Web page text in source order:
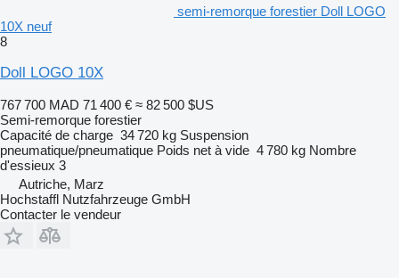
semi-remorque forestier Doll LOGO
10X neuf
8
Doll LOGO 10X
767 700 MAD 71 400 € ≈ 82 500 $US
Semi-remorque forestier
Capacité de charge 34 720 kg Suspension
pneumatique/pneumatique Poids net à vide 4 780 kg Nombre
d'essieux 3
Autriche, Marz
Hochstaffl Nutzfahrzeuge GmbH
Contacter le vendeur